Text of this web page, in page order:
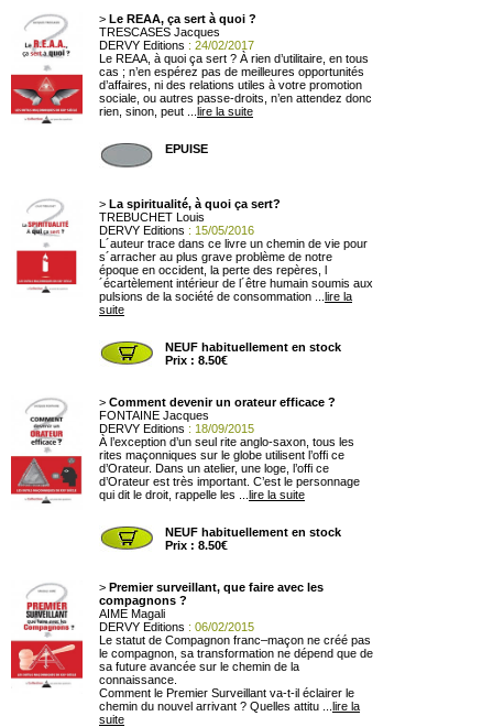
> Le REAA, ça sert à quoi ?
TRESCASES Jacques
DERVY Editions : 24/02/2017
Le REAA, à quoi ça sert ? À rien d’utilitaire, en tous
cas ; n’en espérez pas de meilleures opportunités
d’affaires, ni des relations utiles à votre promotion
sociale, ou autres passe-droits, n’en attendez donc
rien, sinon, peut ... lire la suite
EPUISE
> La spiritualité, à quoi ça sert?
TREBUCHET Louis
DERVY Editions : 15/05/2016
L´auteur trace dans ce livre un chemin de vie pour
s´arracher au plus grave problème de notre
époque en occident, la perte des repères, l
´écartèlement intérieur de l´être humain soumis aux
pulsions de la société de consommation ... lire la
suite
NEUF habituellement en stock
Prix : 8.50€
> Comment devenir un orateur efficace ?
FONTAINE Jacques
DERVY Editions : 18/09/2015
À l’exception d’un seul rite anglo-saxon, tous les
rites maçonniques sur le globe utilisent l’offi ce
d’Orateur. Dans un atelier, une loge, l’offi ce
d’Orateur est très important. C’est le personnage
qui dit le droit, rappelle les ... lire la suite
NEUF habituellement en stock
Prix : 8.50€
> Premier surveillant, que faire avec les
compagnons ?
AIME Magali
DERVY Editions : 06/02/2015
Le statut de Compagnon franc–maçon ne créé pas
le compagnon, sa transformation ne dépend que de
sa future avancée sur le chemin de la
connaissance.
Comment le Premier Surveillant va-t-il éclairer le
chemin du nouvel arrivant ? Quelles attitu ... lire la
suite